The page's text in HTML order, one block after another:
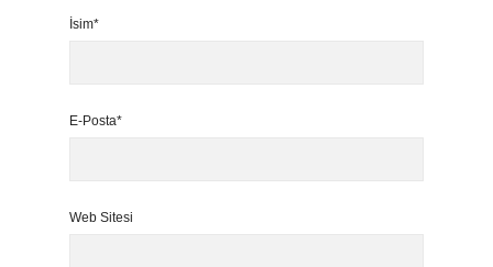
İsim*
E-Posta*
Web Sitesi